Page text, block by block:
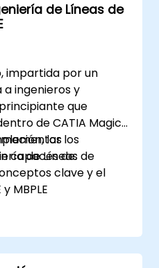
de Líneas de
impartida por un
ingenieros y
que
de CATIA Magic
los
de Líneas de
los
capaces de:
clave y el
MBPLE
de productos
de definición de
CATIA Magic